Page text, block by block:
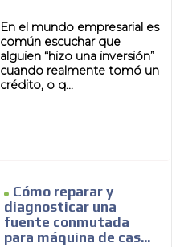
En el mundo empresarial es
común escuchar que
alguien “hizo una inversión”
cuando realmente tomó un
crédito, o q...
Cómo reparar y
diagnosticar una
fuente conmutada
para máquina de cas...